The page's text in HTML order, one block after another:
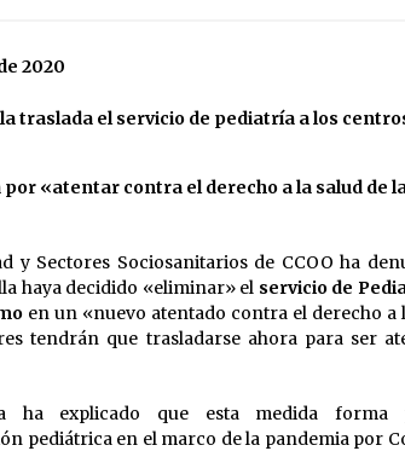
de flamenca?
de Abril
el riesgo
tráfico por la
El cultivo
22 de
2020
traslada el servicio de pediatría a los
por «atentar contra el derecho a la salud de
y Sectores Sociosanitarios de CCOO ha
haya decidido «eliminar» el servicio de
en un «nuevo atentado contra el derecho a
tendrán que trasladarse ahora para ser
ha explicado que esta medida forma
pediátrica en el marco de la pandemia por